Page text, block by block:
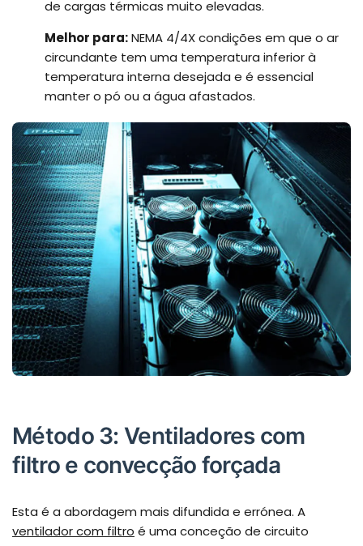
de cargas térmicas muito elevadas.
Melhor para:NEMA 4/4X condições em que o ar
circundante tem uma temperatura inferior à
temperatura interna desejada e é essencial
manter o pó ou a água afastados.
Método 3: Ventiladores com
filtro e convecção forçada
Esta é a abordagem mais difundida e errónea. A
ventilador com filtro é uma conceção de circuito